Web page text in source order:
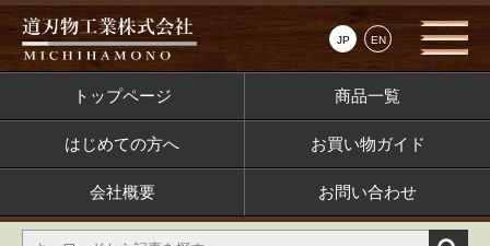
JP EN
トップページ 商品一覧
はじめての方へ お買い物ガイド
会社概要 お問い合わせ